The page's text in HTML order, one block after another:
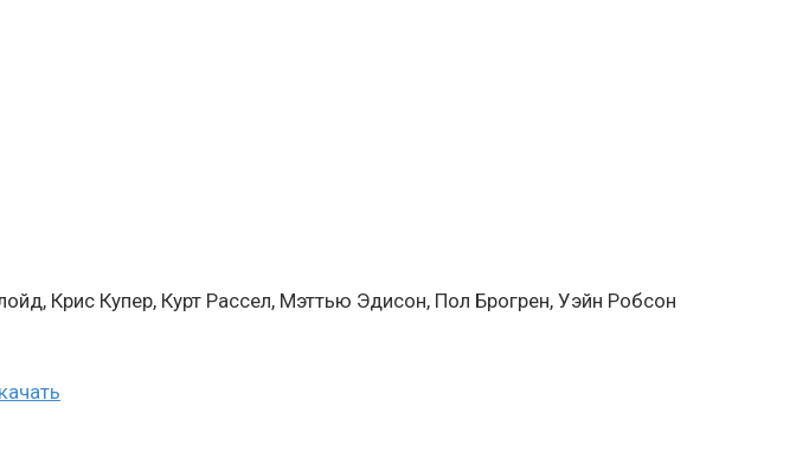
Крис Купер, Курт Рассел, Мэттью Эдисон, Пол Брогрен, Уэйн Робсон